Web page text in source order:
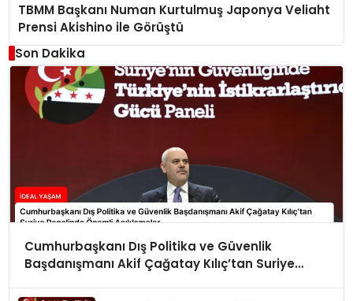
TBMM Başkanı Numan Kurtulmuş Japonya Veliaht
Prensi Akishino ile Görüştü
Son Dakika
Cumhurbaşkanı Dış Politika ve Güvenlik
Başdanışmanı Akif Çağatay Kılıç’tan Suriye